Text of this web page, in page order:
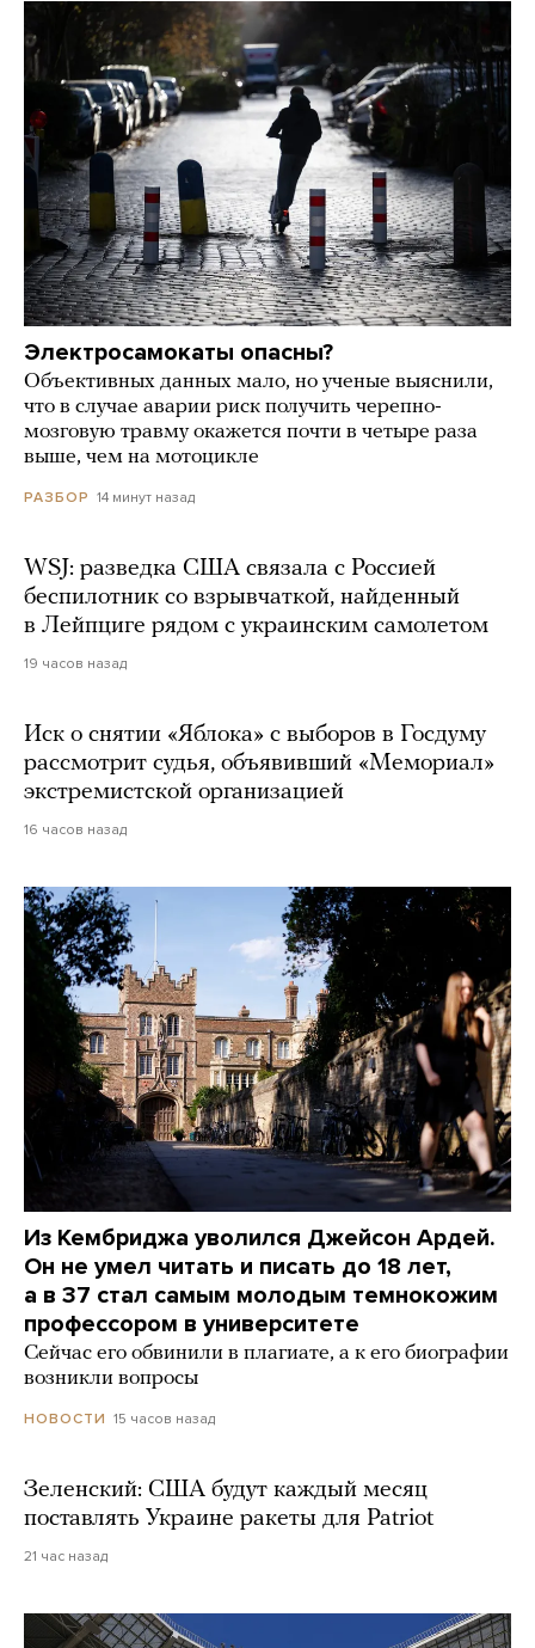
Электросамокаты опасны?
Объективных данных мало, но ученые выяснили,
что в случае аварии риск получить черепно-
мозговую травму окажется почти в четыре раза
выше, чем на мотоцикле
РАЗБОР 14 минут назад
WSJ: разведка США связала с Россией
беспилотник со взрывчаткой, найденный
в Лейпциге рядом с украинским самолетом
19 часов назад
Иск о снятии «Яблока» с выборов в Госдуму
рассмотрит судья, объявивший «Мемориал»
экстремистской организацией
16 часов назад
Из Кембриджа уволился Джейсон Ардей.
Он не умел читать и писать до 18 лет,
а в 37 стал самым молодым темнокожим
профессором в университете
Сейчас его обвинили в плагиате, а к его биографии
возникли вопросы
НОВОСТИ 15 часов назад
Зеленский: США будут каждый месяц
поставлять Украине ракеты для Patriot
21 час назад